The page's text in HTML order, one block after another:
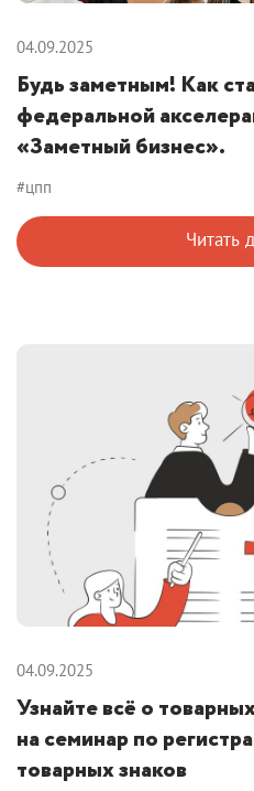
04.09.2025
Будь заметным! Как
федеральной
«Заметный бизнес».
#цпп
Читать
04.09.2025
Узнайте всё о
на семинар по
товарных знаков